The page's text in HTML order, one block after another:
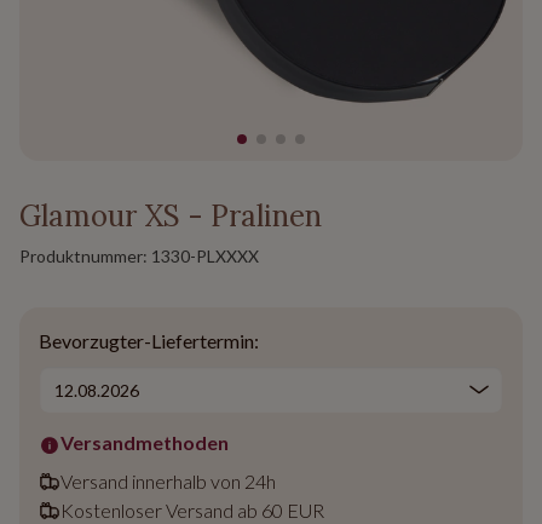
Glamour XS - Pralinen
Produktnummer: 1330-PLXXXX
Bevorzugter-Liefertermin:
Versandmethoden
Versand innerhalb von 24h
Kostenloser Versand ab 60 EUR